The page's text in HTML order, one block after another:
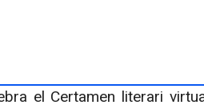
el Certamen literari